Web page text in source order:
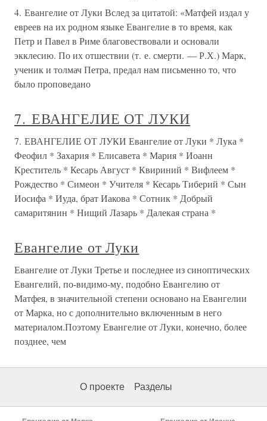
4. Евангелие от Луки Вслед за цитатой: «Матфей издал у
евреев на их родном языке Евангелие в то время, как
Петр и Павел в Риме благовествовали и основали
экклесию. По их отшествии (т. е. смерти. — Р.Х.) Марк,
ученик и толмач Петра, предал нам письменно то, что
было проповедано
7. ЕВАНГЕЛИЕ ОТ ЛУКИ
7. ЕВАНГЕЛИЕ ОТ ЛУКИ Евангелие от Луки * Лука *
Феофил * Захария * Елисавета * Мария * Иоанн
Креститель * Кесарь Август * Квириний * Вифлеем *
Рождество * Симеон * Учителя * Кесарь Тиберий * Сын
Иосифа * Иуда, брат Иакова * Сотник * Добрый
самаритянин * Нищий Лазарь * Далекая страна *
Евангелие от Луки
Евангелие от Луки Третье и последнее из синоптических
Евангелий, по-видимо-му, подобно Евангелию от
Матфея, в значительной степени основано на Евангелии
от Марка, но с дополнительно включенным в него
материалом.Поэтому Евангелие от Луки, конечно, более
позднее, чем
О проекте Разделы